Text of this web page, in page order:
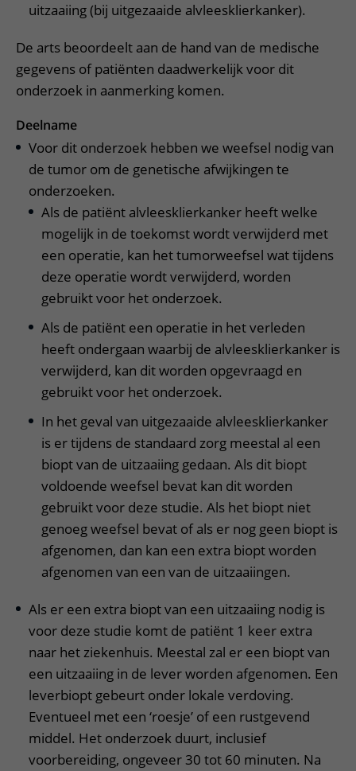
uitzaaiing (bij uitgezaaide alvleesklierkanker).
De arts beoordeelt aan de hand van de medische
gegevens of patiënten daadwerkelijk voor dit
onderzoek in aanmerking komen.
Deelname
Voor dit onderzoek hebben we weefsel nodig van
de tumor om de genetische afwijkingen te
onderzoeken.
Als de patiënt alvleesklierkanker heeft welke
mogelijk in de toekomst wordt verwijderd met
een operatie, kan het tumorweefsel wat tijdens
deze operatie wordt verwijderd, worden
gebruikt voor het onderzoek.
Als de patiënt een operatie in het verleden
heeft ondergaan waarbij de alvleesklierkanker is
verwijderd, kan dit worden opgevraagd en
gebruikt voor het onderzoek.
In het geval van uitgezaaide alvleesklierkanker
is er tijdens de standaard zorg meestal al een
biopt van de uitzaaiing gedaan. Als dit biopt
voldoende weefsel bevat kan dit worden
gebruikt voor deze studie. Als het biopt niet
genoeg weefsel bevat of als er nog geen biopt is
afgenomen, dan kan een extra biopt worden
afgenomen van een van de uitzaaiingen.
Als er een extra biopt van een uitzaaiing nodig is
voor deze studie komt de patiënt 1 keer extra
naar het ziekenhuis. Meestal zal er een biopt van
een uitzaaiing in de lever worden afgenomen. Een
leverbiopt gebeurt onder lokale verdoving.
Eventueel met een ‘roesje’ of een rustgevend
middel. Het onderzoek duurt, inclusief
voorbereiding, ongeveer 30 tot 60 minuten. Na